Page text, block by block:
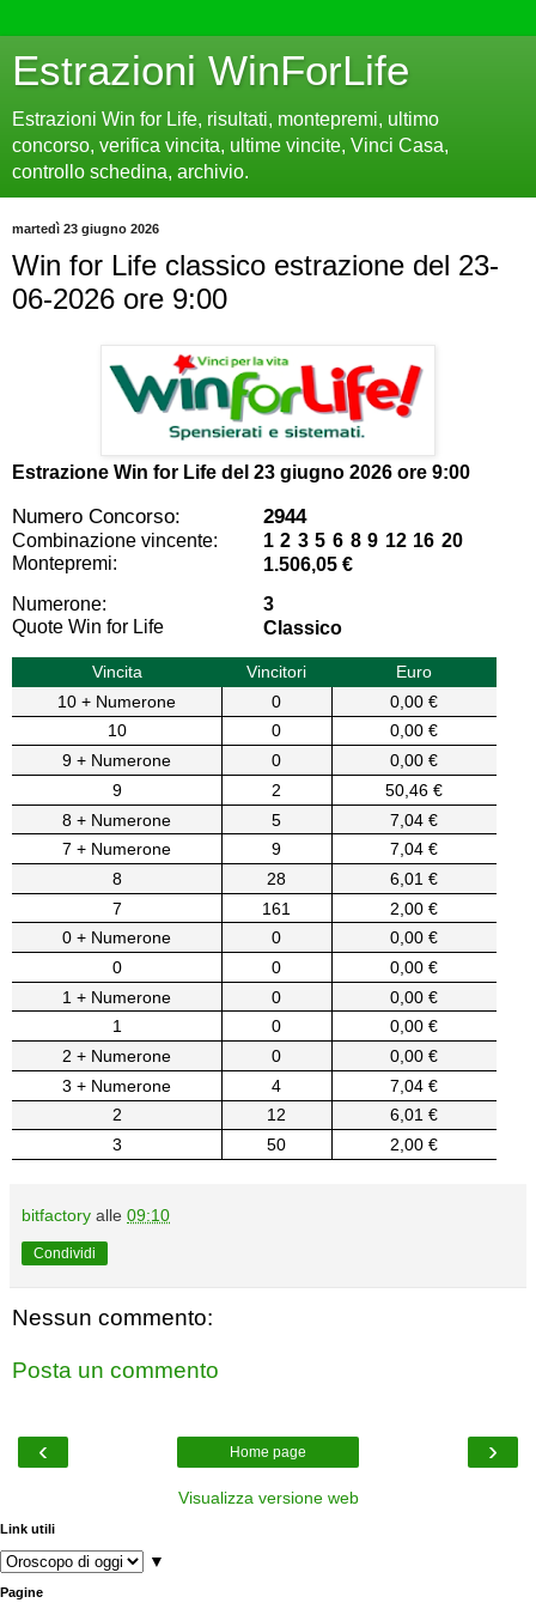
Estrazioni WinForLife
Estrazioni Win for Life, risultati, montepremi, ultimo
concorso, verifica vincita, ultime vincite, Vinci Casa,
controllo schedina, archivio.
martedì 23 giugno 2026
Win for Life classico estrazione del 23-
06-2026 ore 9:00
Estrazione Win for Life del 23 giugno 2026 ore 9:00
Numero Concorso: 2944
Combinazione vincente:
1 2 3 5 6 8 9 12 16 20
Montepremi:
1.506,05 €
Numerone:
3
Quote Win for Life
Classico
Vincita Vincitori
Euro
10 + Numerone
0
0,00 €
10
0
0,00 €
9 + Numerone
0
0,00 €
9
2
50,46 €
8 + Numerone
5
7,04 €
7 + Numerone
9
7,04 €
8
28
6,01 €
7
161
2,00 €
0 + Numerone
0
0,00 €
0
0
0,00 €
1 + Numerone
0
0,00 €
1
0
0,00 €
2 + Numerone
0
0,00 €
3 + Numerone
4
7,04 €
2
12
6,01 €
3
50 2,00 €
bitfactory alle 09:10
Condividi
Nessun commento:
Posta un commento
‹ ›
Home page
Visualizza versione web
Link utili
▼
Pagine